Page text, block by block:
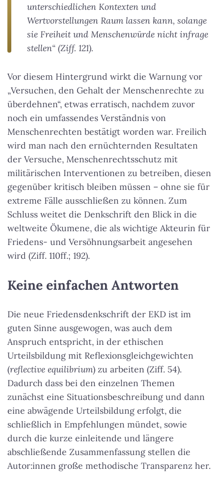
unterschiedlichen Kontexten und
Wertvorstellungen Raum lassen kann, solange
sie Freiheit und Menschenwürde nicht infrage
stellen“ (Ziff. 121).
Vor diesem Hintergrund wirkt die Warnung vor
„Versuchen, den Gehalt der Menschenrechte zu
überdehnen“, etwas erratisch, nachdem zuvor
noch ein umfassendes Verständnis von
Menschenrechten bestätigt worden war. Freilich
wird man nach den ernüchternden Resultaten
der Versuche, Menschenrechtsschutz mit
militärischen Interventionen zu betreiben, diesen
gegenüber kritisch bleiben müssen – ohne sie für
extreme Fälle ausschließen zu können. Zum
Schluss weitet die Denkschrift den Blick in die
weltweite Ökumene, die als wichtige Akteurin für
Friedens- und Versöhnungsarbeit angesehen
wird (Ziff. 110ff.; 192).
Keine einfachen Antworten
Die neue Friedensdenkschrift der EKD ist im
guten Sinne ausgewogen, was auch dem
Anspruch entspricht, in der ethischen
Urteilsbildung mit Reflexionsgleichgewichten
(reflective equilibrium) zu arbeiten (Ziff. 54).
Dadurch dass bei den einzelnen Themen
zunächst eine Situationsbeschreibung und dann
eine abwägende Urteilsbildung erfolgt, die
schließlich in Empfehlungen mündet, sowie
durch die kurze einleitende und längere
abschließende Zusammenfassung stellen die
Autor:innen große methodische Transparenz her.